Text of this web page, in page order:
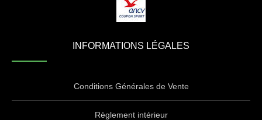
INFORMATIONS LÉGALES
Conditions Générales de Vente
Règlement intérieur